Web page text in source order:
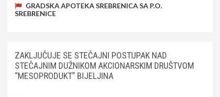
GRADSKA APOTEKA SREBRENICA SA P.O.
SREBRENICE
ZAKLJUČUJE SE STEČAJNI POSTUPAK NAD
STEČAJNIM DUŽNIKOM AKCIONARSKIM DRUŠTVOM
“MESOPRODUKT” BIJELJINA